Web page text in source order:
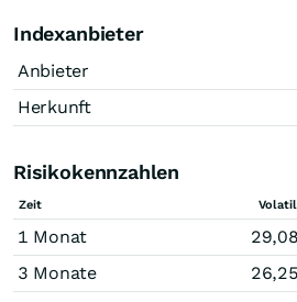
Indexanbieter
Anbieter
Herkunft
Risikokennzahlen
Zeit
1 Monat
3 Monate